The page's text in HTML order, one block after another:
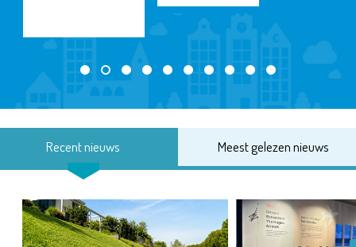
Recent nieuws Meest gelezen nieuws